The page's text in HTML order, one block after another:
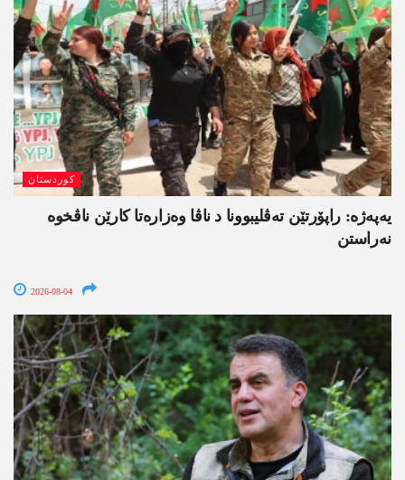
کوردستان
یەپەژە: راپۆرتێن تەڤلیبوونا د ناڤا وەزارەتا کارێن ناڤخوە
نەراستن
2026-08-04